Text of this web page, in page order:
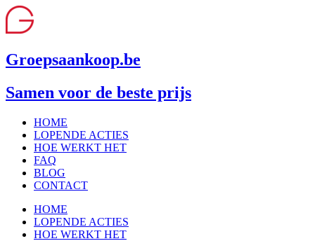
Ga
naar
de
Groepsaankoop.be
Samen voor de beste prijs
HOME
LOPENDE ACTIES
HOE WERKT HET
FAQ
BLOG
CONTACT
HOME
LOPENDE ACTIES
HOE WERKT HET